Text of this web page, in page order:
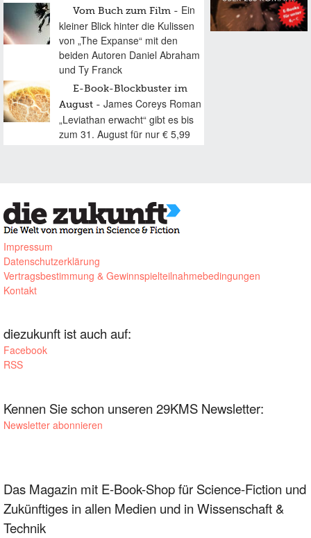
Vom Buch zum Film
Ein
kleiner Blick hinter die Kulissen
von „The Expanse“ mit den
beiden Autoren Daniel Abraham
und Ty Franck
E-Book-Blockbuster im
August
James Coreys Roman
„Leviathan erwacht“ gibt es bis
zum 31. August für nur € 5,99
Impressum
Datenschutzerklärung
Vertragsbestimmung & Gewinnspielteilnahmebedingungen
Kontakt
diezukunft ist auch auf:
Facebook
RSS
Kennen Sie schon unseren 29KMS Newsletter:
Newsletter abonnieren
Das Magazin mit E-Book-Shop für Science-Fiction und
Zukünftiges in allen Medien und in Wissenschaft &
Technik